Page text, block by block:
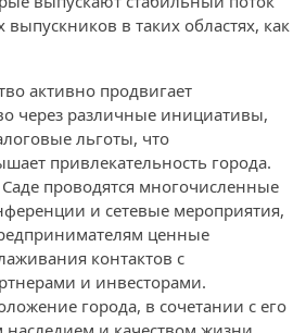
в таких областях, как
активно продвигает
через различные инициативы,
льготы, что
привлекательность города.
проводятся многочисленные
и сетевые мероприятия,
ценные
контактов с
и инвесторами.
города, в сочетании с его